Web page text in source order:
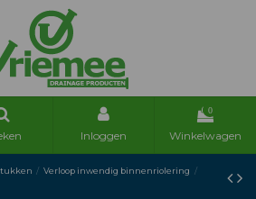
Inloggen
0
Winkelwagen
Verloop inwendig binnenriolering